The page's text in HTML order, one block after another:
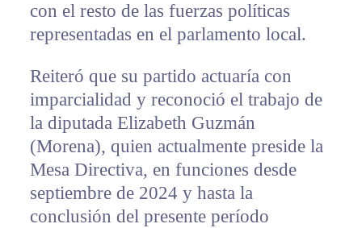
con el resto de las fuerzas políticas
representadas en el parlamento local.
Reiteró que su partido actuaría con
imparcialidad y reconoció el trabajo de
la diputada Elizabeth Guzmán
(Morena), quien actualmente preside la
Mesa Directiva, en funciones desde
septiembre de 2024 y hasta la
conclusión del presente período